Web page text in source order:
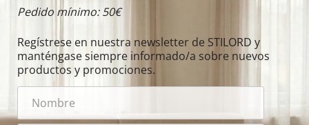
Pedido mínimo: 50€
Regístrese en nuestra newsletter de STILORD y
manténgase siempre informado/a sobre nuevos
productos y promociones.